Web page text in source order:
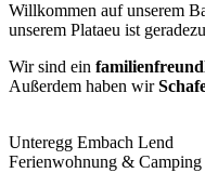
Willkommen auf unserem
unserem Plataeu ist
Wir sind ein
Außerdem haben wir
Unteregg Embach Lend
Ferienwohnung & Camping